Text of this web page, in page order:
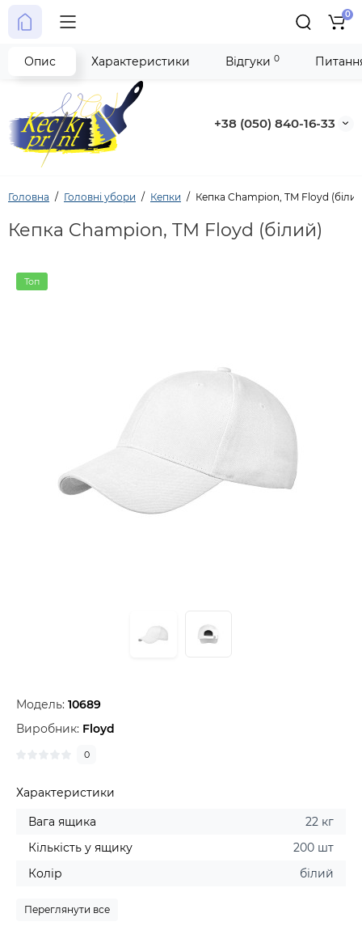
+38 (050) 840-16-33
0
Головна Головні убори Кепки Кепка Champion, TM Floyd
Кепка Champion, TM Floyd (білий)
Топ
Модель: 10689
Виробник: Floyd
0
Характеристики
Вага ящика
22 кг
Кількість у ящику
200 шт
Колір
білий
Переглянути все
Опис Характеристики Відгуки 0